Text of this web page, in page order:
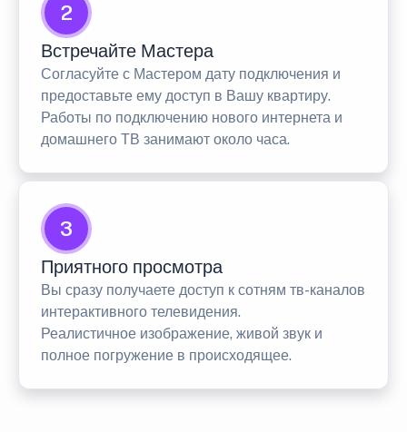
2
Встречайте Мастера
Согласуйте с Мастером дату подключения и
предоставьте ему доступ в Вашу квартиру.
Работы по подключению нового интернета и
домашнего ТВ занимают около часа.
3
Приятного просмотра
Вы сразу получаете доступ к сотням тв-каналов
интерактивного телевидения.
Реалистичное изображение, живой звук и
полное погружение в происходящее.